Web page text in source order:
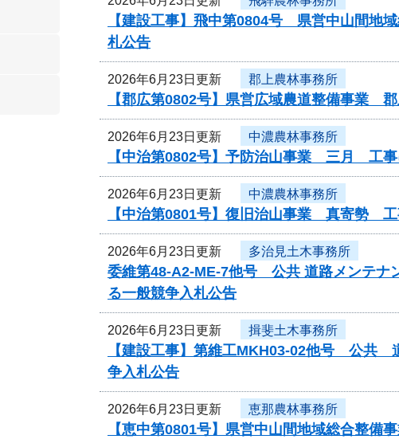
【建設工事】飛中第0804号 県営中山間地
札公告
2026年6月23日更新 郡上農林事務所
【郡広第0802号】県営広域農道整備事業
2026年6月23日更新 中濃農林事務所
【中治第0802号】予防治山事業 三月 工
2026年6月23日更新 中濃農林事務所
【中治第0801号】復旧治山事業 真寄勢
2026年6月23日更新 多治見土木事務所
委維第48-A2-ME-7他号 公共 道路メンテナ
る一般競争入札公告
2026年6月23日更新 揖斐土木事務所
【建設工事】第維工MKH03-02他号 公共
争入札公告
2026年6月23日更新 恵那農林事務所
【恵中第0801号】県営中山間地域総合整